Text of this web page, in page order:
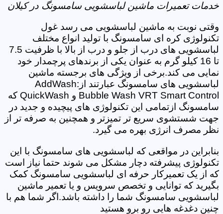
خدمات تعمیرات ماشین لباسشویی سامسونگ در کیلان
وقتی نوبت به ماشین لباسشویی می رسد غول
تکنولوژی کره ای سامسونگ با تولید انواع مختلف
لباسشویی های درب از جلو و درب از بالا با ظرفیت 7.5
تا 16 کیلو گرم به عنوان یکی از برندهای پرچمدار خود
نمایی می کند.برخی از ویژگی های برجسته ماشین
لباسشویی های سامسونگ عبارتند از:AddWash
Bubble Wash VRT Smart Control و QuickWash که
سامسونگ ازتمامی این تکنولوژی های پیچیده و جدید در
جهت شستشوی سریع تر تمیزتر و همچنین به صرفه تر از
نظر مصرف انرژی بهره می گیرد.
بنابراین در مواقعی که لباسشویی های سامسونگ با این
تکنولوژی پیشرفته دچار مشکل می شوند حتما نیاز است
که از یک تعمیرکار حرفه ای لباسشویی سامسونگ کمک
بگیرید که توانایی و تخصص سرویس و یا تعمیر ماشین
لباسشویی سامسونگ شما را داشته باشد.اگر شما هم با
چنین دغدغه هایی رو برو هستید